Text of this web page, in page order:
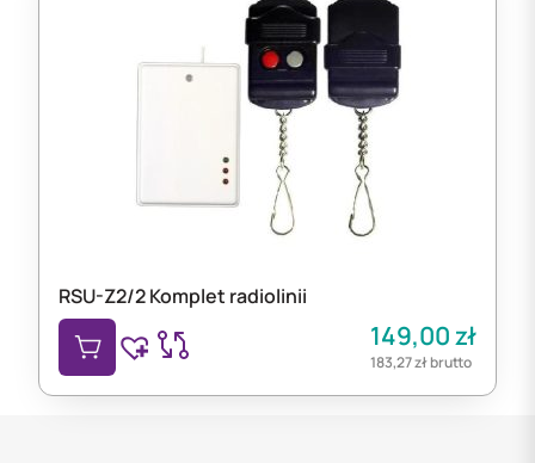
RSU-Z2/2 Komplet radiolinii
149,00zł
183,27złbrutto